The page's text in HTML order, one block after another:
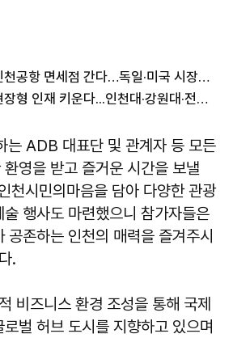
전남광주 전통주, 인천공항 면세점 간다…독일·미국 시장도 '노크'
임병택 시흥시장, 현장형 인재 키운다...인천대·강원대·전남대 등 학생 시흥서 바이오 실습
는 ADB 대표단 및 관계자 등 모든
영을 받고 즐거운 시간을 보낼
천시민의마음을 담아 다양한 관광
술 행사도 마련했으니 참가자들은
공존하는 인천의 매력을 즐겨주시
.
비즈니스 환경 조성을 통해 국제
벌 허브 도시를 지향하고 있으며